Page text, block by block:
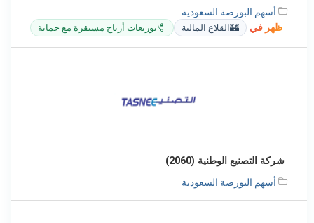
أسهم البورصة السعودية
ظهر في
🏰القلاع المالية 🧷توزيعات أرباح مستقرة مع حماية
شركة التصنيع الوطنية (2060)
أسهم البورصة السعودية